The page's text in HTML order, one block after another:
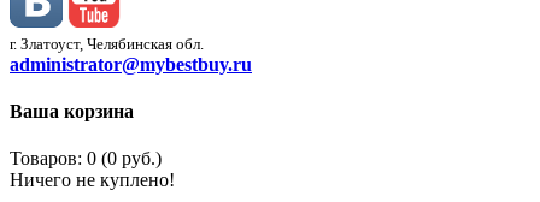
г. Златоуст, Челябинская обл.
administrator@mybestbuy.ru
Ваша корзина
Товаров: 0 (0 руб.)
Ничего не куплено!